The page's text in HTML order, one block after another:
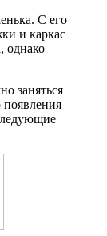
С его
и каркас
однако
заняться
появления